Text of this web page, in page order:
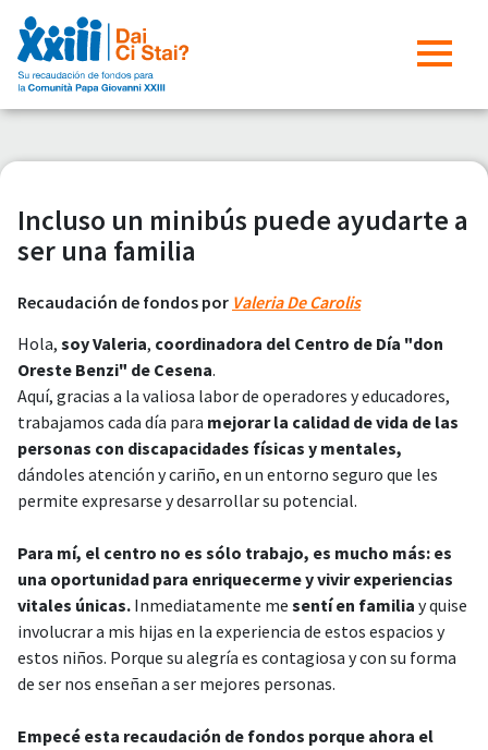
Incluso un minibús puede ayudarte a
ser una familia
Recaudación de fondos por Valeria De Carolis
Hola, soy Valeria, coordinadora del Centro de Día "don
Oreste Benzi" de Cesena.
Aquí, gracias a la valiosa labor de operadores y educadores,
trabajamos cada día para mejorar la calidad de vida de las
personas con discapacidades físicas y mentales,
dándoles atención y cariño, en un entorno seguro que les
permite expresarse y desarrollar su potencial.
Para mí, el centro no es sólo trabajo, es mucho más: es
una oportunidad para enriquecerme y vivir experiencias
vitales únicas. Inmediatamente me sentí en familia y quise
involucrar a mis hijas en la experiencia de estos espacios y
estos niños. Porque su alegría es contagiosa y con su forma
de ser nos enseñan a ser mejores personas.
Empecé esta recaudación de fondos porque ahora el